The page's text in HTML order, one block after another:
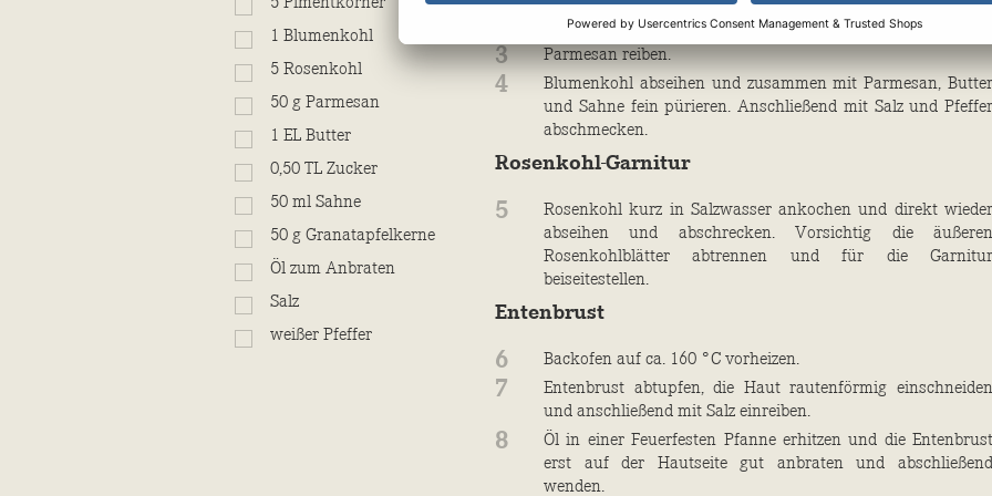
1 Blumenkohl
5 Rosenkohl
50 g Parmesan
1 EL Butter
0,50 TL Zucker
50 ml Sahne
50 g Granatapfelkerne
Öl zum Anbraten
Salz
weißer Pfeffer
für ca. 15 Minuten in Salzwasser kochen.
3 Parmesan reiben.
4
Blumenkohl abseihen und zusammen mit Parmesan, Butter
und Sahne fein pürieren. Anschließend mit Salz und Pfeffer
abschmecken.
Rosenkohl-Garnitur
5
Rosenkohl kurz in Salzwasser ankochen und direkt wieder
abseihen und abschrecken. Vorsichtig die äußeren
Rosenkohlblätter abtrennen und für die Garnitur
beiseitestellen.
Entenbrust
6 Backofen auf ca. 160 °C vorheizen.
7
Entenbrust abtupfen, die Haut rautenförmig einschneiden
und anschließend mit Salz einreiben.
8
Öl in einer Feuerfesten Pfanne erhitzen und die Entenbrust
erst auf der Hautseite gut anbraten und abschließend
wenden.